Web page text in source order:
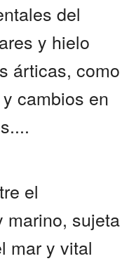
del
y hielo
árticas, como
cambios en
el
marino, sujeta
mar y vital